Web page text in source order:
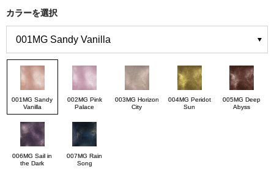
カラーを選択
001MG Sandy
Vanilla
002MG Pink
Palace
003MG Horizon
City
004MG Peridot
Sun
005MG Deep
Abyss
006MG Sail in
the Dark
007MG Rain
Song